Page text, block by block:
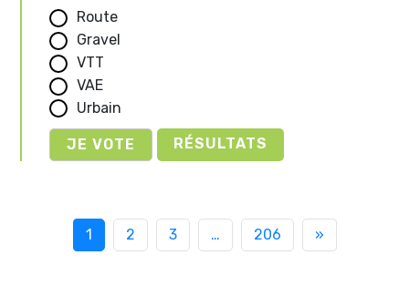
Route
Gravel
VTT
VAE
Urbain
RÉSULTATS
1 2 3 … 206 »